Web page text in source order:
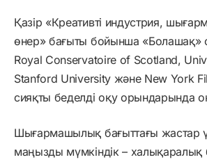
Қазір «Креативті индустрия,
өнер» бағыты бойынша «Болашақ»
Royal Conservatoire of Scotland,
Stanford University және New York
сияқты беделді оқу орындарында
Шығармашылық бағыттағы жастар
маңызды мүмкіндік – халықаралық